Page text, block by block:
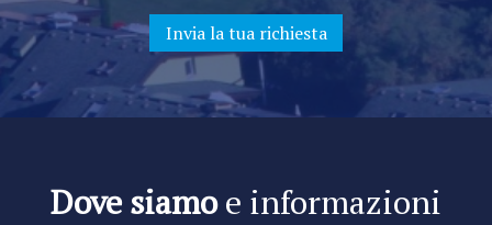
Dove siamoe informazioni